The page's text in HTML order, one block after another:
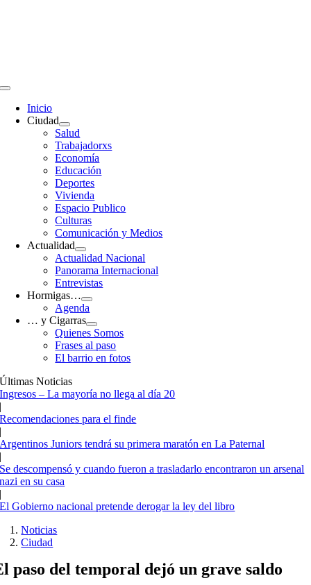
Toggle
Navigation
Inicio
Ciudad
Salud
Trabajadorxs
Economía
Educación
Deportes
Vivienda
Espacio Publico
Culturas
Comunicación y Medios
Actualidad
Actualidad Nacional
Panorama Internacional
Entrevistas
Hormigas…
Agenda
… y Cigarras
Quienes Somos
Frases al paso
El barrio en fotos
Últimas Noticias
Ingresos – La mayoría no llega al día 20
|
Recomendaciones para el finde
|
Argentinos Juniors tendrá su primera maratón en La Paternal
|
Se descompensó y cuando fueron a trasladarlo encontraron un arsenal
nazi en su casa
|
El Gobierno nacional pretende derogar la ley del libro
Noticias
Ciudad
paso del temporal dejó un grave saldo